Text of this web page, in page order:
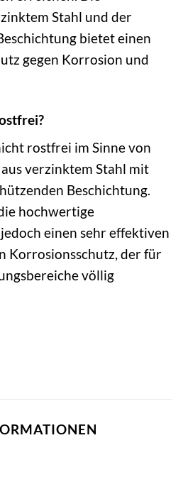
Stahl und der
bietet einen
gegen Korrosion und
rostfrei im Sinne von
verzinktem Stahl mit
Beschichtung.
hochwertige
einen sehr effektiven
Korrosionsschutz, der für
völlig